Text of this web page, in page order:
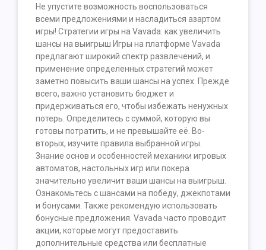
Не упустите возможность воспользоваться
всеми предложениями и насладиться азартом
игры! Стратегии игры на Vavada: как увеличить
шансы на выигрыш Игры на платформе Vavada
предлагают широкий спектр развлечений, и
применение определенных стратегий может
заметно повысить ваши шансы на успех. Прежде
всего, важно установить бюджет и
придерживаться его, чтобы избежать ненужных
потерь. Определитесь с суммой, которую вы
готовы потратить, и не превышайте её. Во-
вторых, изучите правила выбранной игры.
Знание основ и особенностей механики игровых
автоматов, настольных игр или покера
значительно увеличит ваши шансы на выигрыш.
Ознакомьтесь с шансами на победу, джекпотами
и бонусами. Также рекомендую использовать
бонусные предложения. Vavada часто проводит
акции, которые могут предоставить
дополнительные средства или бесплатные